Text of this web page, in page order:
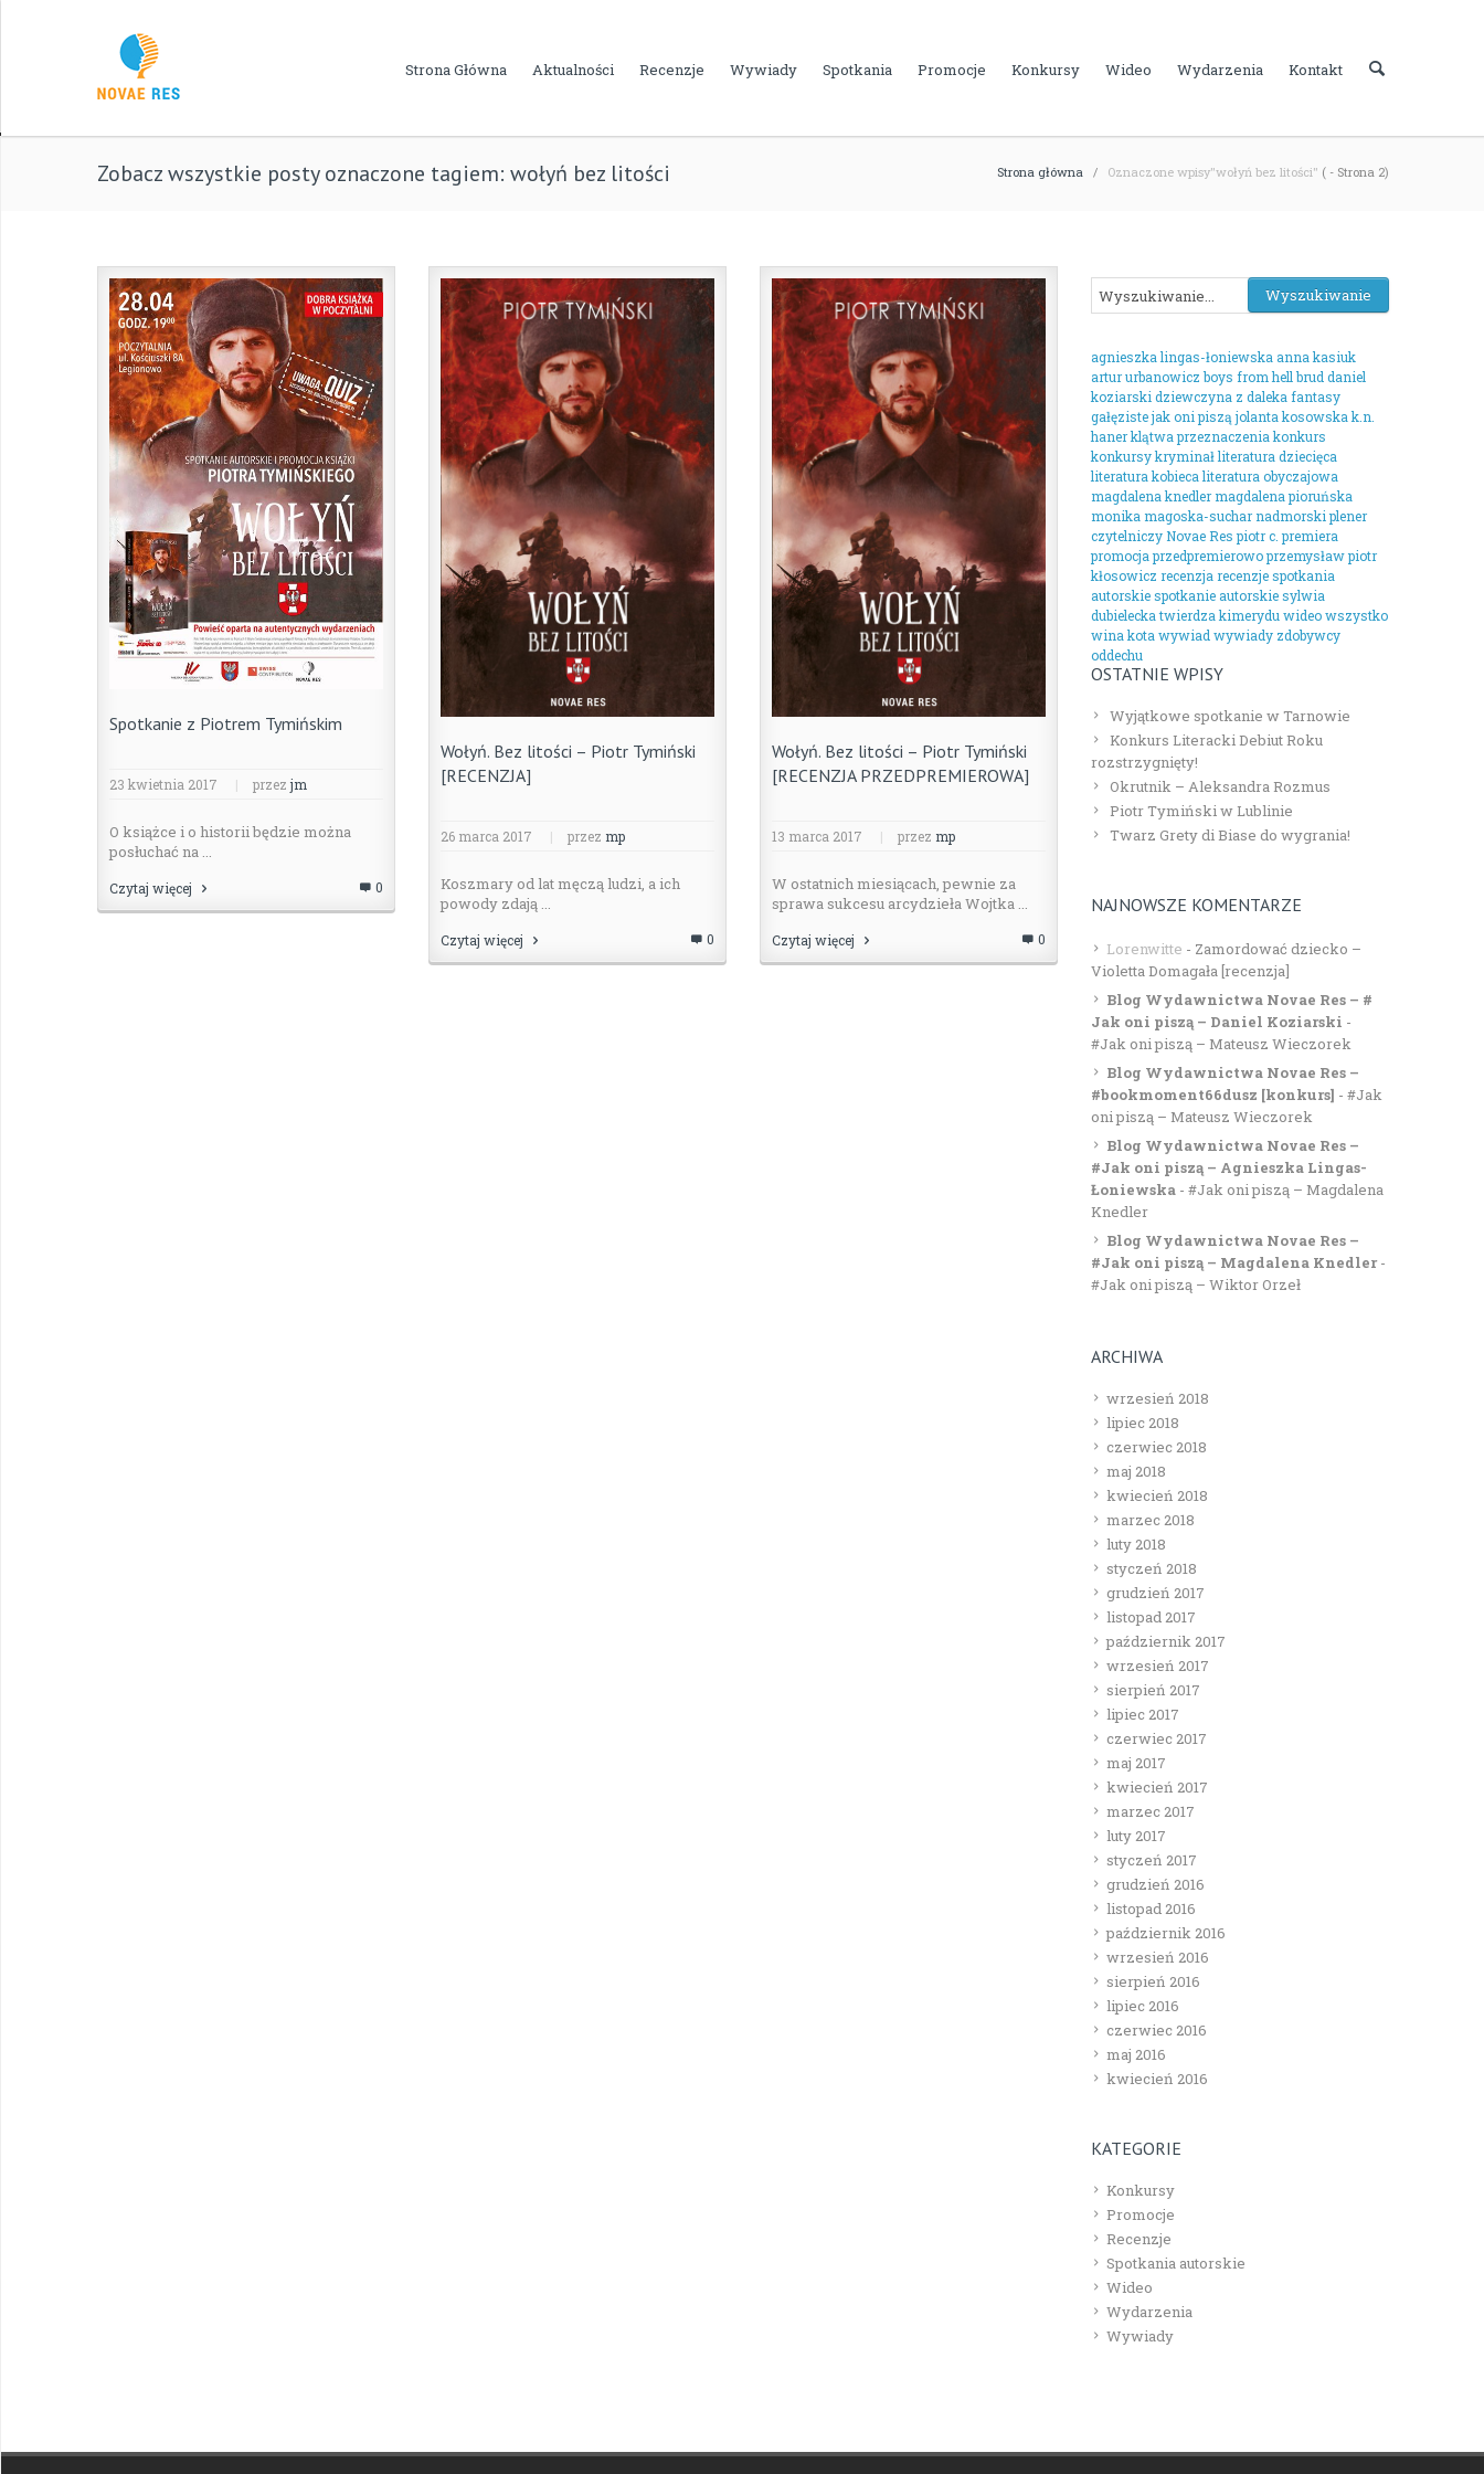
Strona Główna Aktualności Recenzje Wywiady Spotkania Promocje Konkursy Wideo Wydarzenia Kontakt
Zobacz wszystkie posty oznaczone tagiem: wołyń bez litości Strona główna / Oznaczone wpisy"wołyń bez litości" ( - Strona 2)
Spotkanie z Piotrem Tymińskim
23 kwietnia 2017 | przez jm
O książce i o historii będzie można
posłuchać na ...
Czytaj więcej 0
Wołyń. Bez litości – Piotr Tymiński
[RECENZJA]
26 marca 2017 | przez mp
Koszmary od lat męczą ludzi, a ich
powody zdają ...
Czytaj więcej 0
Wołyń. Bez litości – Piotr Tymiński
[RECENZJA PRZEDPREMIEROWA]
13 marca 2017 | przez mp
W ostatnich miesiącach, pewnie za
sprawa sukcesu arcydzieła Wojtka ...
Czytaj więcej 0
agnieszka lingas-łoniewska anna kasiuk
artur urbanowicz boys from hell brud daniel
koziarski dziewczyna z daleka fantasy
gałęzistejak oni piszą jolanta kosowska k.n.
hanerklątwa przeznaczenia konkurs
konkursykryminałliteratura dziecięca
literatura kobieca literatura obyczajowa
magdalena knedler magdalena pioruńska
monika magoska-suchar nadmorski plener
czytelniczy Novae Res piotr c. premiera
promocja przedpremierowoprzemysław piotr
kłosowicz recenzja recenzjespotkania
autorskiespotkanie autorskiesylwia
dubielecka twierdza kimerydu wideowszystko
wina kota wywiad wywiady zdobywcy
oddechu
OSTATNIE WPISY
Wyjątkowe spotkanie w Tarnowie
Konkurs Literacki Debiut Roku
rozstrzygnięty!
Okrutnik – Aleksandra Rozmus
Piotr Tymiński w Lublinie
Twarz Grety di Biase do wygrania!
NAJNOWSZE KOMENTARZE
Lorenwitte - Zamordować dziecko –
Violetta Domagała [recenzja]
Blog Wydawnictwa Novae Res – #
Jak oni piszą – Daniel Koziarski -
#Jak oni piszą – Mateusz Wieczorek
Blog Wydawnictwa Novae Res –
#bookmoment66dusz [konkurs] - #Jak
oni piszą – Mateusz Wieczorek
Blog Wydawnictwa Novae Res –
#Jak oni piszą – Agnieszka Lingas-
Łoniewska - #Jak oni piszą – Magdalena
Knedler
Blog Wydawnictwa Novae Res –
#Jak oni piszą – Magdalena Knedler-
#Jak oni piszą – Wiktor Orzeł
ARCHIWA
wrzesień 2018
lipiec 2018
czerwiec 2018
maj 2018
kwiecień 2018
marzec 2018
luty 2018
styczeń 2018
grudzień 2017
listopad 2017
październik 2017
wrzesień 2017
sierpień 2017
lipiec 2017
czerwiec 2017
maj 2017
kwiecień 2017
marzec 2017
luty 2017
styczeń 2017
grudzień 2016
listopad 2016
październik 2016
wrzesień 2016
sierpień 2016
lipiec 2016
czerwiec 2016
maj 2016
kwiecień 2016
KATEGORIE
Konkursy
Promocje
Recenzje
Spotkania autorskie
Wideo
Wydarzenia
Wywiady